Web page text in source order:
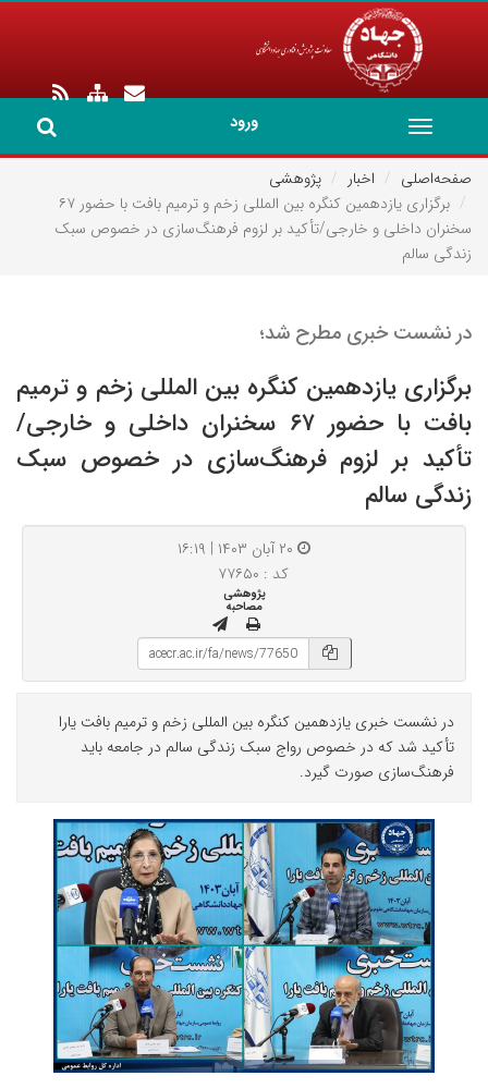
ورود
Toggle
navigation
صفحه‌اصلی
اخبار
پژوهشی
برگزاری یازدهمین کنگره بین المللی زخم و ترمیم بافت با حضور ۶۷
سخنران داخلی و خارجی/تأکید بر لزوم فرهنگ‌سازی در خصوص سبک
زندگی سالم
در نشست خبری مطرح شد؛
برگزاری یازدهمین کنگره بین المللی زخم و ترمیم
بافت با حضور ۶۷ سخنران داخلی و خارجی/
تأکید بر لزوم فرهنگ‌سازی در خصوص سبک
زندگی سالم
کد : ۷۷۶۵۰
پژوهشی
مصاحبه
در نشست خبری یازدهمین کنگره بین المللی زخم و ترمیم بافت یارا
تأکید شد که در خصوص رواج سبک زندگی سالم در جامعه باید
فرهنگ‌سازی صورت گیرد.